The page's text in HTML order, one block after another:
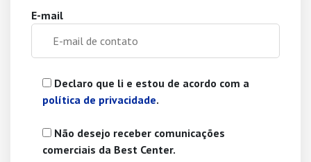
E-mail
Declaro que li e estou de acordo com a
política de privacidade.
Não desejo receber comunicações
comerciais da Best Center.